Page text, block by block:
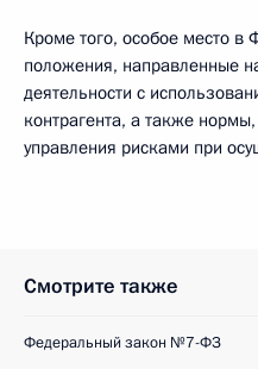
Кроме того, особое место
положения, направленные
деятельности с
контрагента, а также
управления рисками при
Смотрите также
Федеральный закон №7-ФЗ